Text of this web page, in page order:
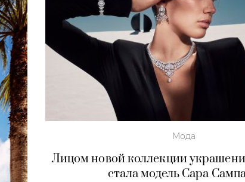
Мода
Лицом новой коллекции
стала модель Сара